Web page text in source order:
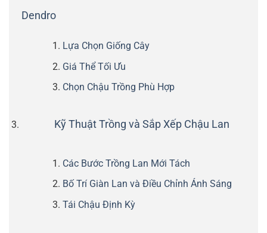
Dendro
Lựa Chọn Giống Cây
Giá Thể Tối Ưu
Chọn Chậu Trồng Phù Hợp
Kỹ Thuật Trồng và Sắp Xếp Chậu Lan
Các Bước Trồng Lan Mới Tách
Bố Trí Giàn Lan và Điều Chỉnh Ánh Sáng
Tái Chậu Định Kỳ